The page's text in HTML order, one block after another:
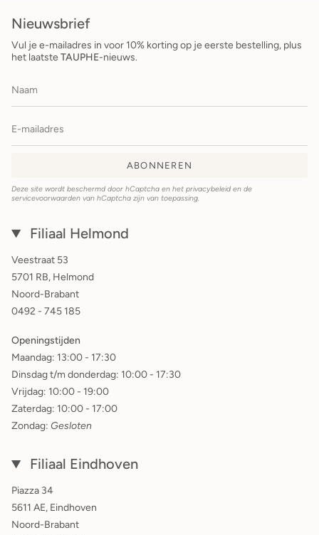
Nieuwsbrief
Vul je e-mailadres in voor 10% korting op je eerste bestelling, plus
het laatste TAUPHE-nieuws.
ABONNEREN
Deze site wordt beschermd door hCaptcha en het privacybeleid en de
servicevoorwaarden van hCaptcha zijn van toepassing.
Filiaal Helmond
Veestraat 53
5701 RB, Helmond
Noord-Brabant
0492 - 745 185
Openingstijden
Maandag: 13:00 - 17:30
Dinsdag t/m donderdag: 10:00 - 17:30
Vrijdag: 10:00 - 19:00
Zaterdag: 10:00 - 17:00
Zondag: Gesloten
Filiaal Eindhoven
Piazza 34
5611 AE, Eindhoven
Noord-Brabant